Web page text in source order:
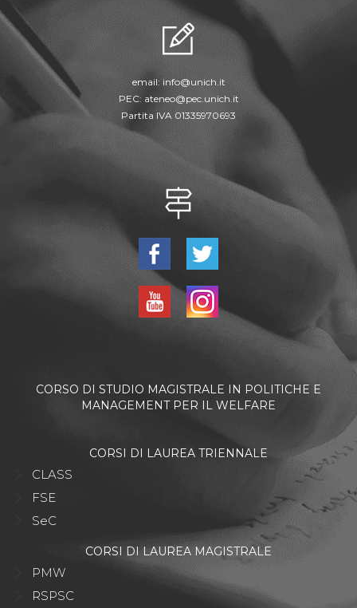
email: info@unich.it
PEC: ateneo@pec.unich.it
Partita IVA 01335970693
CORSO DI STUDIO MAGISTRALE IN POLITICHE E
MANAGEMENT PER IL WELFARE
CORSI DI LAUREA TRIENNALE
CLASS
FSE
SeC
CORSI DI LAUREA MAGISTRALE
PMW
RSPSC